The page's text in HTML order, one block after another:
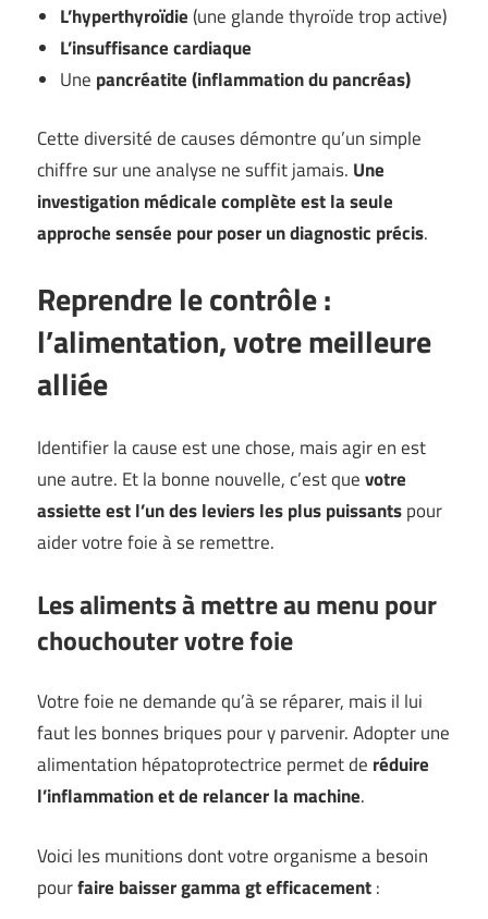
L’hyperthyroïdie(une glande thyroïde trop active)
L’insuffisance cardiaque
Une pancréatite (inflammation du pancréas)
Cette diversité de causes démontre qu’un simple
chiffre sur une analyse ne suffit jamais. Une
investigation médicale complète est la seule
approche sensée pour poser un diagnostic précis.
Reprendre le contrôle :
l’alimentation, votre meilleure
alliée
Identifier la cause est une chose, mais agir en est
une autre. Et la bonne nouvelle, c’est quevotre
assiette est l’un des leviers les plus puissantspour
aider votre foie à se remettre.
Les aliments à mettre au menu pour
chouchouter votre foie
Votre foie ne demande qu’à se réparer, mais il lui
faut les bonnes briques pour y parvenir. Adopter une
alimentation hépatoprotectrice permet de réduire
l’inflammation et de relancer la machine.
Voici les munitions dont votre organisme a besoin
pourfaire baisser gamma gt efficacement: